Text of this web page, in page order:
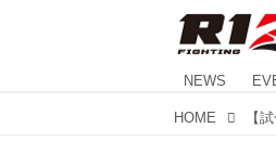
NEWS
HOME